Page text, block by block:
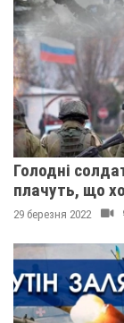
Голодні
плачуть, що
29 березня 2022